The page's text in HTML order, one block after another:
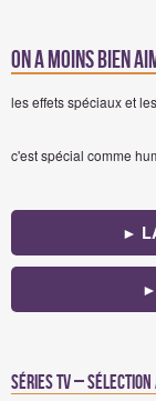
On a moins bien
les effets spéciaux et
c'est spécial comme
►
Séries TV – Sélection